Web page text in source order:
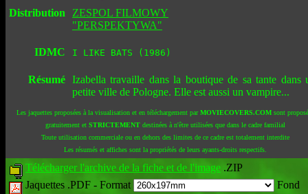
Distribution
ZESPOL FILMOWY
"PERSPEKTYWA"
IDMC I LIKE BATS (1986)
Résumé Izabella travaille dans la boutique de sa tante dans
petite ville de Pologne. Elle est aussi un vampire...
Les jaquettes proposées à la visualisation et en téléchargement parMOVIECOVERS.COMsont
gratuitement et STRICTEMENTdestinées à n'être utilisées que dans le cadre familial
Toute utilisation commerciale ou en dehors des limites de ce cadre est totalement interdite
Les résumés et affiches sont la propriétés de leurs ayants-droits respectifs.
Télécharger l'archive de la fiche et de l'image .ZIP
Jaquettes .PDF - Format Fond